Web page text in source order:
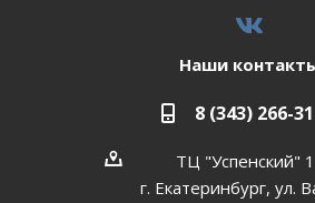
Наши
8 (343) 266-
ТЦ "Успенский"
г. Екатеринбург, ул.